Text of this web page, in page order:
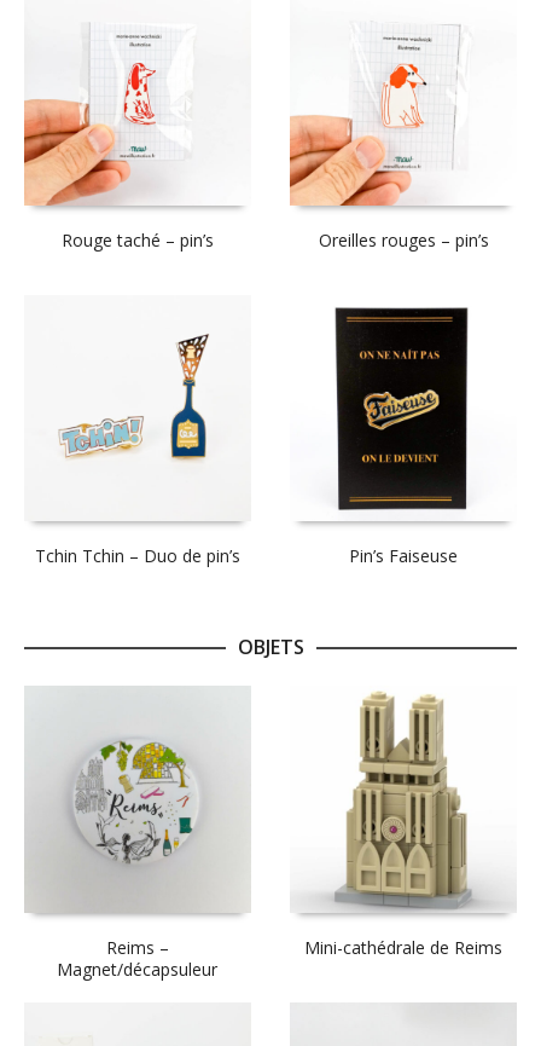
Rouge taché – pin’s Oreilles rouges – pin’s
Tchin Tchin – Duo de pin’s Pin’s Faiseuse
OBJETS
Reims –
Magnet/décapsuleur
Mini-cathédrale de Reims